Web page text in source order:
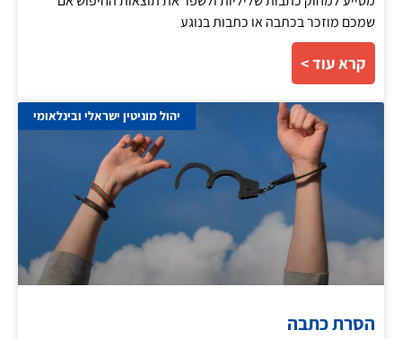
שמכם מוזכר בכתבה או כתבות בנוגע
קרא עוד >
יהול מוניטין ישראלי ובינלאומי
הסרת כתבה